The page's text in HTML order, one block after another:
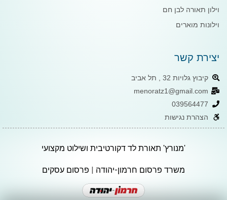
וילון תאורה לבן חם
וילונות מוארים
יצירת קשר
קיבוץ גלויות 32 , תל אביב
menoratz1@gmail.com
039564477
הצהרת נגישות
'מנורץ' תאורת לד דקורטיבית ושילוט מקצועי
משרד פרסום חרמון-יהודה | פרסום עסקים